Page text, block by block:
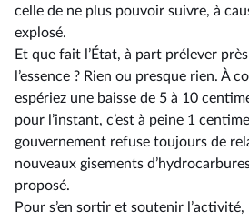
celle de ne plus pouvoir suivre, à
explosé.
Et que fait l’État, à part prélever
l’essence ? Rien ou presque rien. À
espériez une baisse de 5 à 10
pour l’instant, c’est à peine 1
gouvernement refuse toujours de
nouveaux gisements
proposé.
Pour s’en sortir et soutenir